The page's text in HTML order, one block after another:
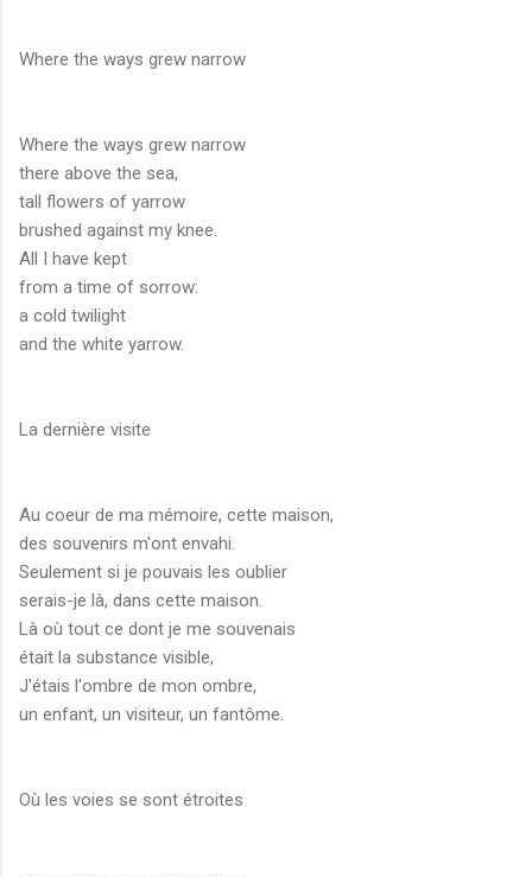
Where the ways grew narrow
Where the ways grew narrow
there above the sea,
tall flowers of yarrow
brushed against my knee.
All I have kept
from a time of sorrow:
a cold twilight
and the white yarrow.
La dernière visite
Au coeur de ma mémoire, cette maison,
des souvenirs m'ont envahi.
Seulement si je pouvais les oublier
serais-je là, dans cette maison.
Là où tout ce dont je me souvenais
était la substance visible,
J'étais l'ombre de mon ombre,
un enfant, un visiteur, un fantôme.
Où les voies se sont étroites